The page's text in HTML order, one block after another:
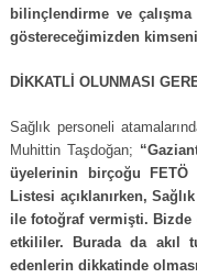
bilinçlendirme ve
göstereceğimizden
DİKKATLİ OLUNMASI
Sağlık personeli
Muhittin Taşdoğan;
üyelerinin birçoğu FETÖ
Listesi açıklanırken,
ile fotoğraf vermişti.
etkililer. Burada da akıl
edenlerin dikkatinde